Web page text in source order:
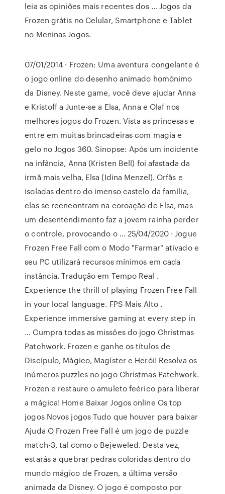
leia as opiniões mais recentes dos … Jogos da
Frozen grátis no Celular, Smartphone e Tablet
no Meninas Jogos.
07/01/2014 · Frozen: Uma aventura congelante é
o jogo online do desenho animado homônimo
da Disney. Neste game, você deve ajudar Anna
e Kristoff a Junte-se a Elsa, Anna e Olaf nos
melhores jogos do Frozen. Vista as princesas e
entre em muitas brincadeiras com magia e
gelo no Jogos 360. Sinopse: Após um incidente
na infância, Anna (Kristen Bell) foi afastada da
irmã mais velha, Elsa (Idina Menzel). Orfãs e
isoladas dentro do imenso castelo da família,
elas se reencontram na coroação de Elsa, mas
um desentendimento faz a jovem rainha perder
o controle, provocando o … 25/04/2020 · Jogue
Frozen Free Fall com o Modo "Farmar" ativado e
seu PC utilizará recursos mínimos em cada
instância. Tradução em Tempo Real .
Experience the thrill of playing Frozen Free Fall
in your local language. FPS Mais Alto .
Experience immersive gaming at every step in
… Cumpra todas as missões do jogo Christmas
Patchwork. Frozen e ganhe os títulos de
Discípulo, Mágico, Magíster e Herói! Resolva os
inúmeros puzzles no jogo Christmas Patchwork.
Frozen e restaure o amuleto feérico para liberar
a mágica! Home Baixar Jogos online Os top
jogos Novos jogos Tudo que houver para baixar
Ajuda O Frozen Free Fall é um jogo de puzzle
match-3, tal como o Bejeweled. Desta vez,
estarás a quebrar pedras coloridas dentro do
mundo mágico de Frozen, a última versão
animada da Disney. O jogo é composto por